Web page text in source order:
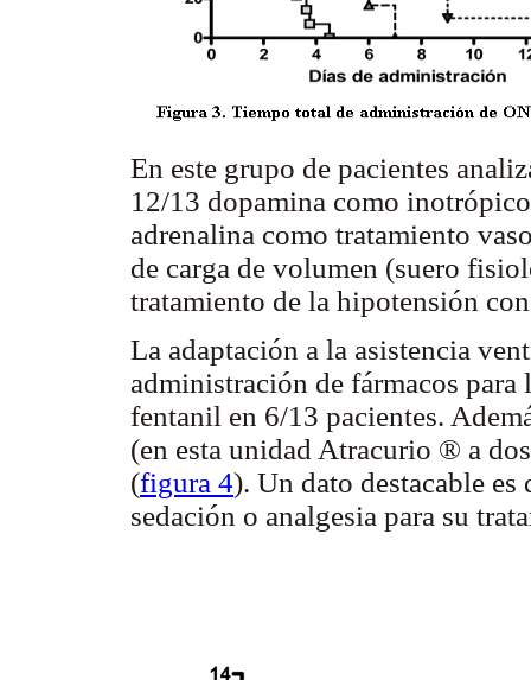
En este grupo de pacientes
12/13 dopamina como
adrenalina como tratamiento
de carga de volumen (suero
tratamiento de la hipotensión
La adaptación a la asistencia
administración de fármacos
fentanil en 6/13 pacientes.
(en esta unidad Atracurio ® a
(figura 4). Un dato destacable
sedación o analgesia para su